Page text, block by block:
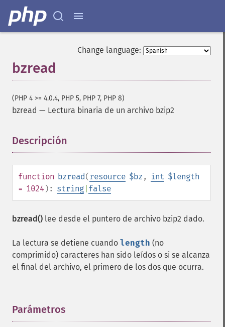
Change language:
bzread
(PHP 4 >= 4.0.4, PHP 5, PHP 7, PHP 8)
bzread — Lectura binaria de un archivo bzip2
Descripción
function bzread(resource $bz , int $length
= 1024): string false
bzread() lee desde el puntero de archivo bzip2 dado.
La lectura se detiene cuando length (no
comprimido) caracteres han sido leídos o si se alcanza
el final del archivo, el primero de los dos que ocurra.
Parámetros